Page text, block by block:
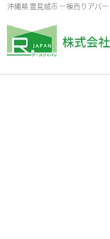
沖縄県 豊見城市 一棟売りアパ